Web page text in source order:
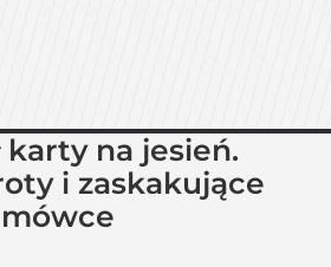
karty na jesień.
i zaskakujące